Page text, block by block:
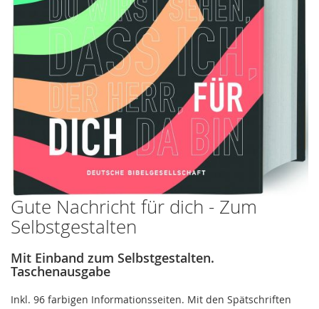
Gute Nachricht für dich - Zum
Selbstgestalten
Mit Einband zum Selbstgestalten.
Taschenausgabe
Inkl. 96 farbigen Informationsseiten. Mit den Spätschriften
Zum
Anfang
der
springen